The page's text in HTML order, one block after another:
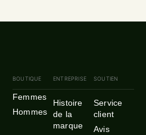
BOUTIQUE
Femmes
Hommes
ENTREPRISE
Histoire
de la
marque
SOUTIEN
Service
client
Avis